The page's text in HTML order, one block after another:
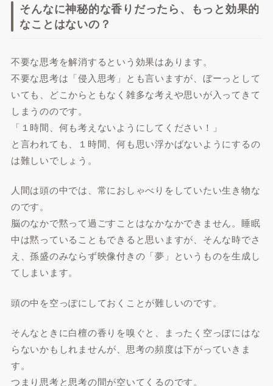
そんなに神秘的な香りだったら、もっと効果的
なことはないの？
不要な思考を解消するという効果はあります。
不要な思考は「侵入思考」とも言いますが、ぼーっとして
いても、どこからともなく雑多な考えや思いが入ってきて
しまうののです。
「１時間、何も考えないようにしてください！」
と言われても、１時間、何も思い浮かばないようにするの
は難しいでしょう。
人間は頭の中では、常におしゃべりをしていたい生き物な
のです。
脳のなかで黙って過ごすことはなかなかできません。睡眠
中は黙っていることもできると思いますが、そんな時でさ
え、孫盛のみならず映像付きの「夢」というものを生成し
てしまいます。
頭の中を空っぽにしておくことが難しいのです。
そんなときに白檀の香りを嗅ぐと、まったく空っぽにはな
らないかもしれませんが、思考の頻度は下がっていきま
す。
つまり思考と思考の間が空いてくるのです。